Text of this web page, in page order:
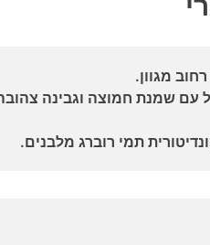
מגוון.
עם שמנת חמוצה וגבינה
תמי רוברג מלבנים.